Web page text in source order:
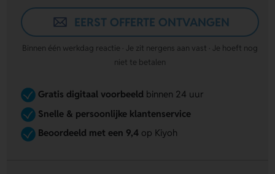
EERST OFFERTE ONTVANGEN
Binnen één werkdag reactie · Je zit nergens aan vast · Je hoeft nog
niet te betalen
Gratis digitaal voorbeeld binnen 24 uur
Snelle & persoonlijke klantenservice
Beoordeeld met een 9,4op Kiyoh